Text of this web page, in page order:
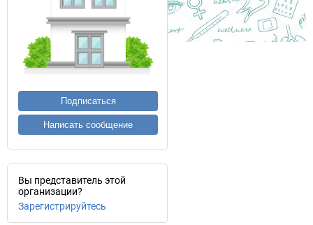
Подписаться
Написать сообщение
Вы представитель этой
организации?
Зарегистрируйтесь